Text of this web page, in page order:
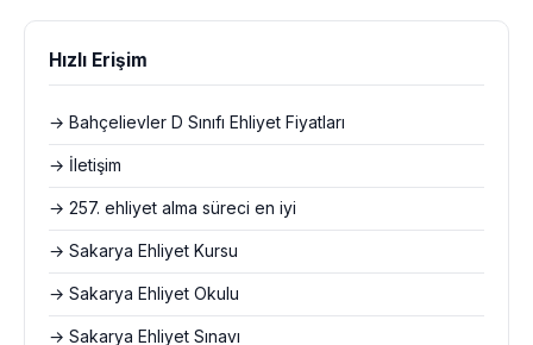
Hızlı Erişim
→ Bahçelievler D Sınıfı Ehliyet Fiyatları
→ İletişim
→ 257. ehliyet alma süreci en iyi
→ Sakarya Ehliyet Kursu
→ Sakarya Ehliyet Okulu
→ Sakarya Ehliyet Sınavı